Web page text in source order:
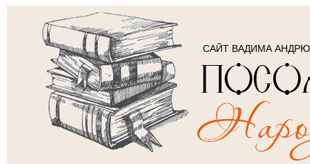
САЙТ ВАДИМА